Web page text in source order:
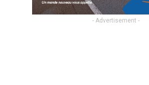
- Advertisement -